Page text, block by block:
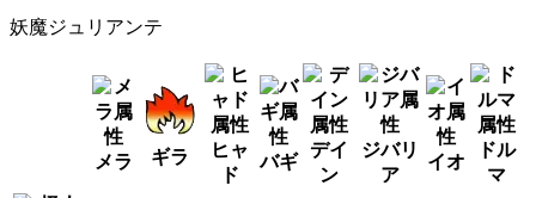
妖魔ジュリアンテ
メラ ギラ
ヒャ
ド
バギ
デイ
ン
ジバリ
ア
イオ
ドル
マ